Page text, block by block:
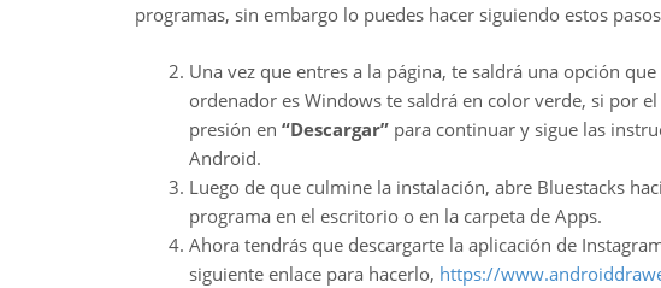
programas, sin embargo lo puedes hacer siguiendo estos
Una vez que entres a la página, te saldrá una opción
ordenador es Windows te saldrá en color verde, si por
presión en “Descargar” para continuar y sigue las
Android.
Luego de que culmine la instalación, abre Bluestacks
programa en el escritorio o en la carpeta de Apps.
Ahora tendrás que descargarte la aplicación de
siguiente enlace para hacerlo, https://